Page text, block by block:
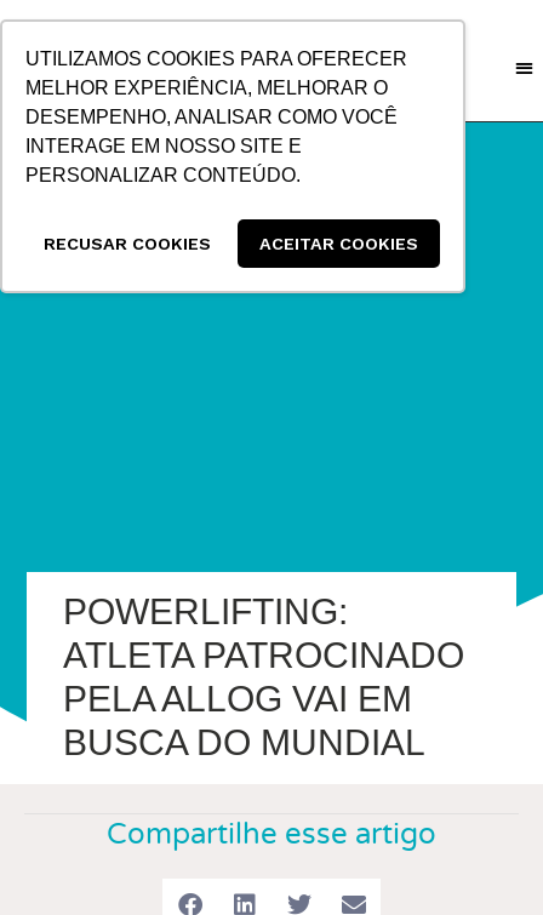
UTILIZAMOS COOKIES PARA OFERECER
MELHOR EXPERIÊNCIA, MELHORAR O
DESEMPENHO, ANALISAR COMO VOCÊ
INTERAGE EM NOSSO SITE E
PERSONALIZAR CONTEÚDO.
RECUSAR COOKIES ACEITAR COOKIES
CONTEÚDO
POWERLIFTING:
ATLETA PATROCINADO
PELA ALLOG VAI EM
BUSCA DO MUNDIAL
Compartilhe esse artigo